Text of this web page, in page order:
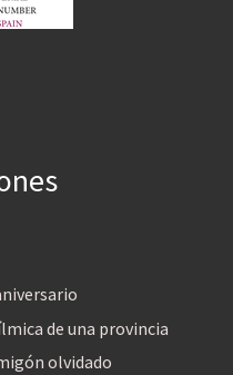
de una provincia
olvidado